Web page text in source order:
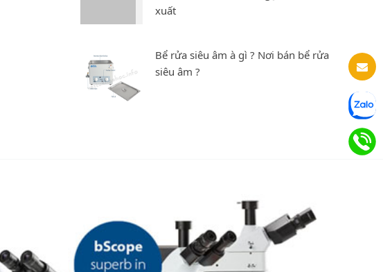
xuất
Bể rửa siêu âm à gì ? Nơi bán bể rửa
siêu âm ?